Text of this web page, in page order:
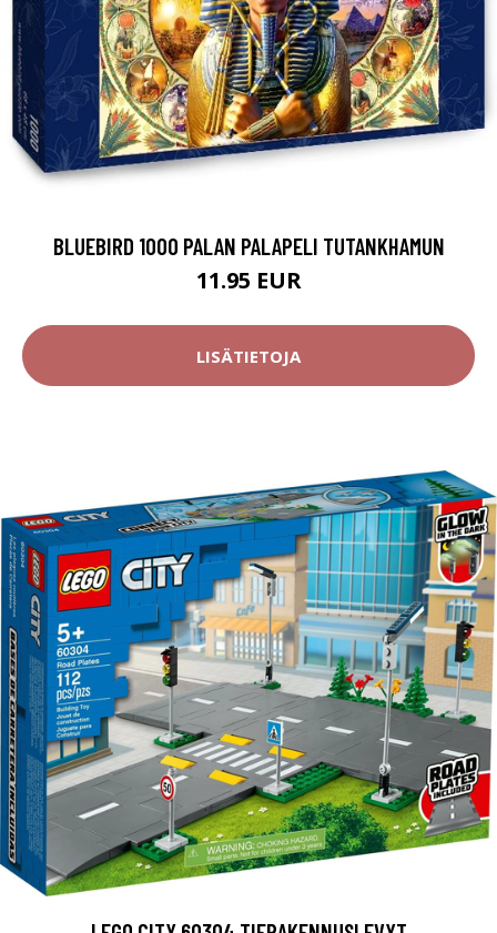
BLUEBIRD 1000 PALAN PALAPELI TUTANKHAMUN
11.95 EUR
LISÄTIETOJA